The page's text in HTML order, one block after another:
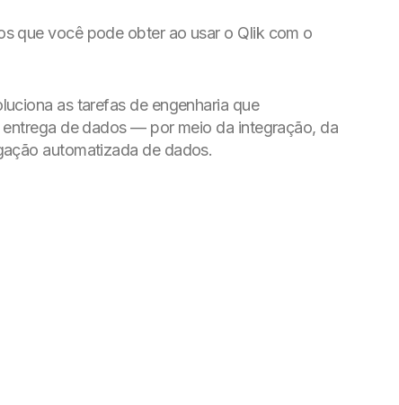
que você pode obter ao usar o Qlik com o
as tarefas de engenharia que
de dados — por meio da integração, da
automatizada de dados.